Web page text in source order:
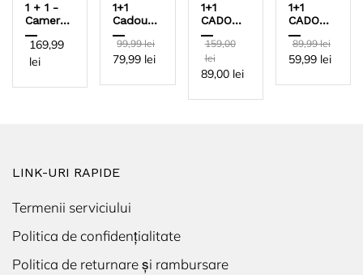
1 + 1 -
Camera
de
Supraveghere
WiFi
+ 2 x
alarma,
de
miscare,
vedere
de
aplicatie
169,99
lei
1+1
Cadou -
Aparat
Profesional
de
Sarmale
99,99 lei
79,99 lei
1+1
CADOU
-
Cameră
video
falsă 35
pentru
159,00
lei
89,00 lei
1+1
CADOU
- Set 4
suporti
anti-
și anti
89,99 lei
59,99 lei
LINK-URI RAPIDE
Termenii serviciului
Politica de confidențialitate
Politica de returnare și rambursare